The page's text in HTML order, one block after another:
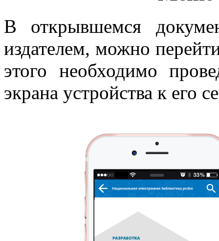
В открывшемся
издателем, можно
этого необходимо
экрана устройства к его